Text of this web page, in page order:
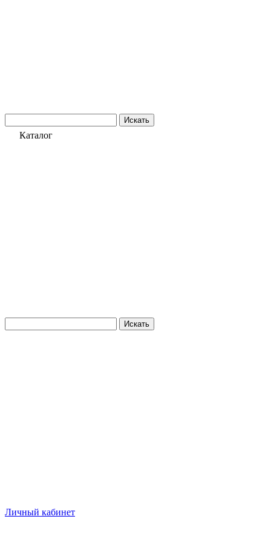
Искать
Каталог
Искать
Личный кабинет